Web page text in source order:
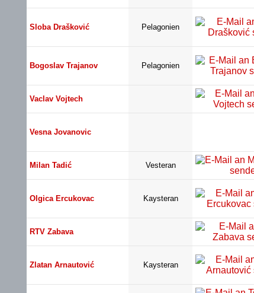
Sloba Drašković Pelagonien
Bogoslav Trajanov Pelagonien
Vaclav Vojtech
Vesna Jovanovic
Milan Tadić Vesteran
Olgica Ercukovac Kaysteran
RTV Zabava
Zlatan Arnautović Kaysteran